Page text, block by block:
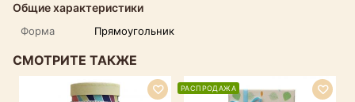
Общие характеристики
Форма Прямоугольник
СМОТРИТЕ ТАКЖЕ
РАСПРОДАЖА